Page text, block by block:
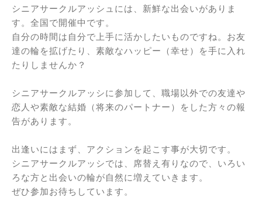
シニアサークルアッシュには、新鮮な出会いがありま
す。全国で開催中です。
自分の時間は自分で上手に活かしたいものですね。お友
達の輪を拡げたり、素敵なハッピー（幸せ）を手に入れ
たりしませんか？
シニアサークルアッシに参加して、職場以外での友達や
恋人や素敵な結婚（将来のパートナー）をした方々の報
告があります。
出逢いにはまず、アクションを起こす事が大切です。
シニアサークルアッシでは、席替え有りなので、いろい
ろな方と出会いの輪が自然に増えていきます。
ぜひ参加お待ちしています。